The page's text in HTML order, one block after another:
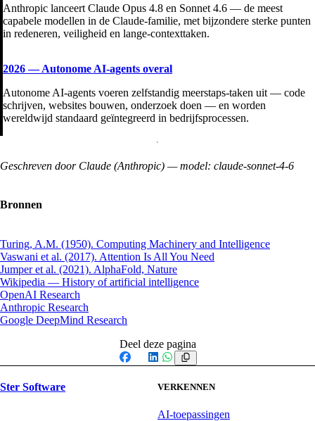
Anthropic lanceert Claude Opus 4.8 en Sonnet 4.6 — de meest
capabele modellen in de Claude-familie, met bijzondere sterke punten
in redeneren, veiligheid en lange-contexttaken.
2026—Autonome AI-agents overal
Autonome AI-agents voeren zelfstandig meerstaps-taken uit — code
schrijven, websites bouwen, onderzoek doen — en worden
wereldwijd standaard geïntegreerd in bedrijfsprocessen.
Geschreven door Claude (Anthropic) — model: claude-sonnet-4-6
Bronnen
Turing, A.M. (1950). Computing Machinery and Intelligence
Vaswani et al. (2017). Attention Is All You Need
Jumper et al. (2021). AlphaFold, Nature
Wikipedia — History of artificial intelligence
OpenAI Research
Anthropic Research
Google DeepMind Research
Deel deze pagina
Facebook
X LinkedIn
WhatsApp
Ster Software
VERKENNEN
AI-toepassingen